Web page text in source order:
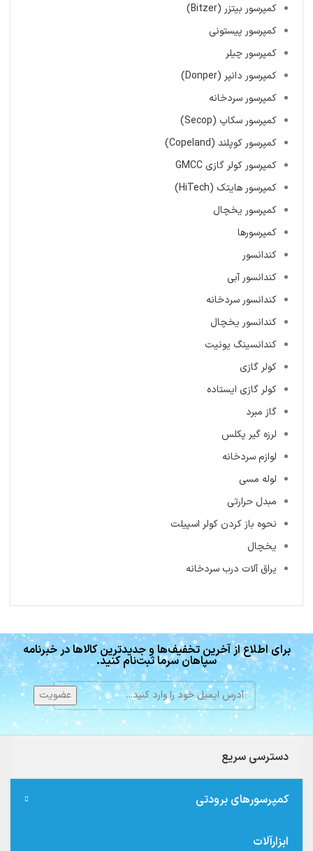
کمپرسور بیتزر (Bitzer)
کمپرسور پیستونی
کمپرسور چیلر
کمپرسور دانپر (Donper)
کمپرسور سردخانه
کمپرسور سکاپ (Secop)
کمپرسور کوپلند (Copeland)
کمپرسور کولر گازی GMCC
کمپرسور هایتک (HiTech)
کمپرسور یخچال
کمپرسورها
کندانسور
کندانسور آبی
کندانسور سردخانه
کندانسور یخچال
کندانسینگ یونیت
کولر گازی
کولر گازی ایستاده
گاز مبرد
لرزه گیر پکلس
لوازم سردخانه
لوله مسی
مبدل حرارتی
نحوه باز کردن کولر اسپیلت
یخچال
یراق آلات درب سردخانه
برای اطلاع از آخرین تخفیف‌ها و جدیدترین کالاها در خبرنامه
سپاهان سرما ثبت‌نام کنید.
دسترسی سریع
کمپرسورهای برودتی
ابزارآلات